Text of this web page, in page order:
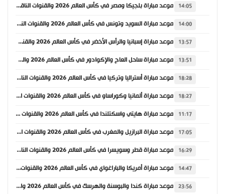
14:05 موعد مباراة بلجيكا ومصر في كأس العالم 2026 والقنوات الناقلة
14:00 موعد مباراة السويد وتونس في كأس العالم 2026 والقنوات الناقلة
13:57 موعد مباراة إسبانيا والرأس الأخضر في كأس العالم 2026 والقنوات الناقلة
13:51 موعد مباراة ساحل العاج والإكوادور في كأس العالم 2026 والقنوات الناقلة
18:28 موعد مباراة أستراليا وتركيا في كأس العالم 2026 والقنوات الناقلة
18:27 موعد مباراة ألمانيا وكوراساو في كأس العالم 2026 والقنوات الناقلة
11:17 موعد مباراة هايتي واسكتلندا في كأس العالم 2026 والقنوات الناقلة
17:05 موعد مباراة البرازيل والمغرب في كأس العالم 2026 والقنوات الناقلة
16:29 موعد مباراة قطر وسويسرا في كأس العالم 2026 والقنوات الناقلة
14:47 موعد مباراة أمريكا والباراغواي في كأس العالم 2026 والقنوات الناقلة
23:56 موعد مباراة كندا والبوسنة والهرسك في كأس العالم 2026 والقنوات الناقلة